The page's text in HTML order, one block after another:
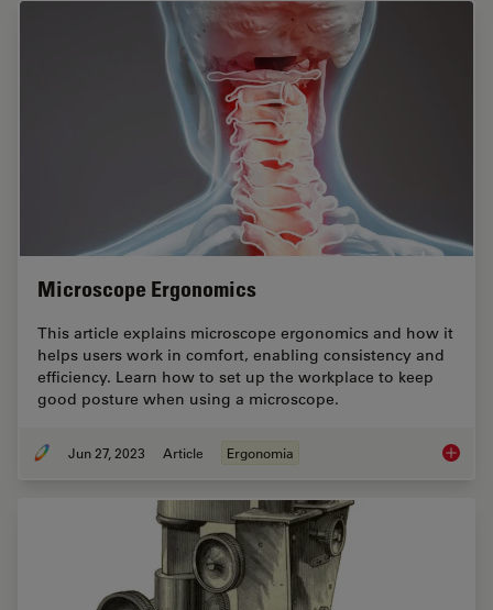
Microscope Ergonomics
This article explains microscope ergonomics and how it
helps users work in comfort, enabling consistency and
efficiency. Learn how to set up the workplace to keep
good posture when using a microscope.
Jun 27, 2023 Article Ergonomia